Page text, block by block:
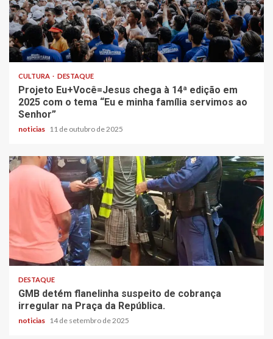
CULTURA DESTAQUE
Projeto Eu+Você=Jesus chega à 14ª edição em
2025 com o tema “Eu e minha família servimos ao
Senhor”
noticias 11 de outubro de 2025
DESTAQUE
GMB detém flanelinha suspeito de cobrança
irregular na Praça da República.
noticias 14 de setembro de 2025